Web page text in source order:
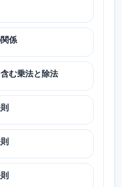
係
む乗法と除法